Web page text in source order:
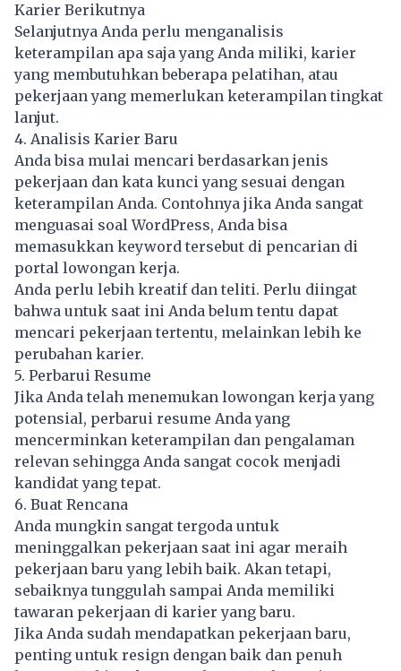
Karier Berikutnya
Selanjutnya Anda perlu menganalisis
keterampilan apa saja yang Anda miliki, karier
yang membutuhkan beberapa pelatihan, atau
pekerjaan yang memerlukan keterampilan tingkat
lanjut.
4. Analisis Karier Baru
Anda bisa mulai mencari berdasarkan jenis
pekerjaan dan kata kunci yang sesuai dengan
keterampilan Anda. Contohnya jika Anda sangat
menguasai soal WordPress, Anda bisa
memasukkan keyword tersebut di pencarian di
portal lowongan kerja.
Anda perlu lebih kreatif dan teliti. Perlu diingat
bahwa untuk saat ini Anda belum tentu dapat
mencari pekerjaan tertentu, melainkan lebih ke
perubahan karier.
5. Perbarui Resume
Jika Anda telah menemukan lowongan kerja yang
potensial, perbarui resume Anda yang
mencerminkan keterampilan dan pengalaman
relevan sehingga Anda sangat cocok menjadi
kandidat yang tepat.
6. Buat Rencana
Anda mungkin sangat tergoda untuk
meninggalkan pekerjaan saat ini agar meraih
pekerjaan baru yang lebih baik. Akan tetapi,
sebaiknya tunggulah sampai Anda memiliki
tawaran pekerjaan di karier yang baru.
Jika Anda sudah mendapatkan pekerjaan baru,
penting untuk resign dengan baik dan penuh